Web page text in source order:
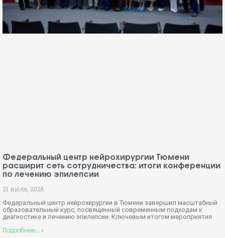
Федеральный центр нейрохирургии Тюмени
расширит сеть сотрудничества: итоги конференции
по лечению эпилепсии
21 июля, 2026
Федеральный центр нейрохирургии в Тюмени завершил масштабный
образовательный курс, посвященный современным подходам к
диагностике и лечению эпилепсии. Ключевым итогом мероприятия
Подробнее... »